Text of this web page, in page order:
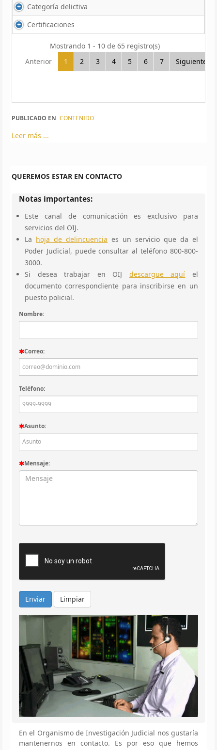
Categoría delictiva
Certificaciones
Mostrando 1 - 10 de 65 registro(s)
Anterior
1 2 3 4 5 6 7 Siguiente
PUBLICADO EN CONTENIDO
Leer más ...
QUEREMOS ESTAR EN CONTACTO
Notas importantes:
Este canal de comunicación es exclusivo para
servicios del OIJ.
La hoja de delincuencia es un servicio que da el
Poder Judicial, puede consultar al teléfono 800-800-
3000.
Si desea trabajar en OIJ descargue aquí el
documento correspondiente para inscribirse en un
puesto policial.
Nombre:
Correo:
Teléfono:
Asunto:
Mensaje:
Limpiar
En el Organismo de Investigación Judicial nos gustaría
mantenernos en contacto. Es por eso que hemos